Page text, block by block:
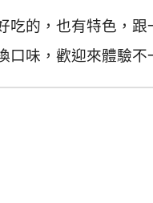
吃的，也有特色， 跟
口味， 歡迎來體驗不